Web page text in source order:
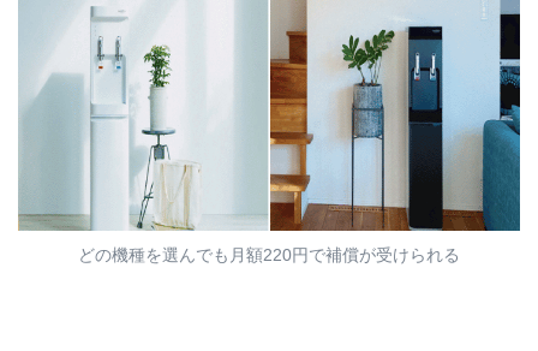
どの機種を選んでも月額220円で補償が受けられる